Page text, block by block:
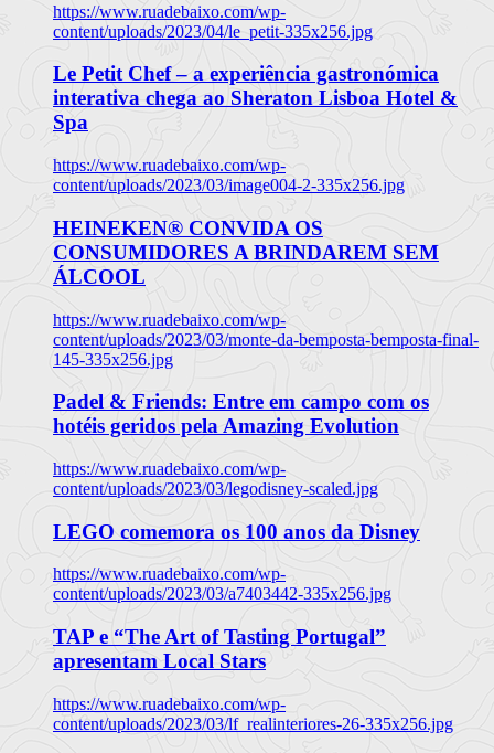
https://www.ruadebaixo.com/wp-
content/uploads/2023/04/le_petit-335x256.jpg
Le Petit Chef – a experiência gastronómica
interativa chega ao Sheraton Lisboa Hotel &
Spa
https://www.ruadebaixo.com/wp-
content/uploads/2023/03/image004-2-335x256.jpg
HEINEKEN® CONVIDA OS
CONSUMIDORES A BRINDAREM SEM
ÁLCOOL
https://www.ruadebaixo.com/wp-
content/uploads/2023/03/monte-da-bemposta-bemposta-final-
145-335x256.jpg
Padel & Friends: Entre em campo com os
hotéis geridos pela Amazing Evolution
https://www.ruadebaixo.com/wp-
content/uploads/2023/03/legodisney-scaled.jpg
LEGO comemora os 100 anos da Disney
https://www.ruadebaixo.com/wp-
content/uploads/2023/03/a7403442-335x256.jpg
TAP e “The Art of Tasting Portugal”
apresentam Local Stars
https://www.ruadebaixo.com/wp-
content/uploads/2023/03/lf_realinteriores-26-335x256.jpg